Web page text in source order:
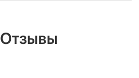
Отзывы